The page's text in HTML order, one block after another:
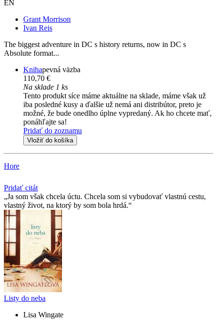
EN
Grant Morrison
Ivan Reis
The biggest adventure in DC s history returns, now in DC s
Absolute format...
Knihapevná väzba
110,70 €
Na sklade 1 ks
Tento produkt síce máme aktuálne na sklade, máme však už
iba posledné kusy a ďalšie už nemá ani distribútor, preto je
možné, že bude onedlho úplne vypredaný. Ak ho chcete mať,
ponáhľajte sa!
Pridať do zoznamu
Vložiť do košíka
Hore
Pridať citát
Ja som však chcela úctu. Chcela som si vybudovať vlastnú cestu,
vlastný život, na ktorý by som bola hrdá.
Listy do neba
Lisa Wingate